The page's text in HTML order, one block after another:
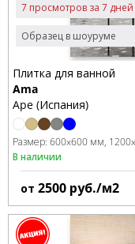
Образец в шоуруме
7 просмотров за 7 дней
Плитка для ванной
Ama
Ape (Испания)
Размер: 600x600 мм
В наличии
от 2500 руб./м2